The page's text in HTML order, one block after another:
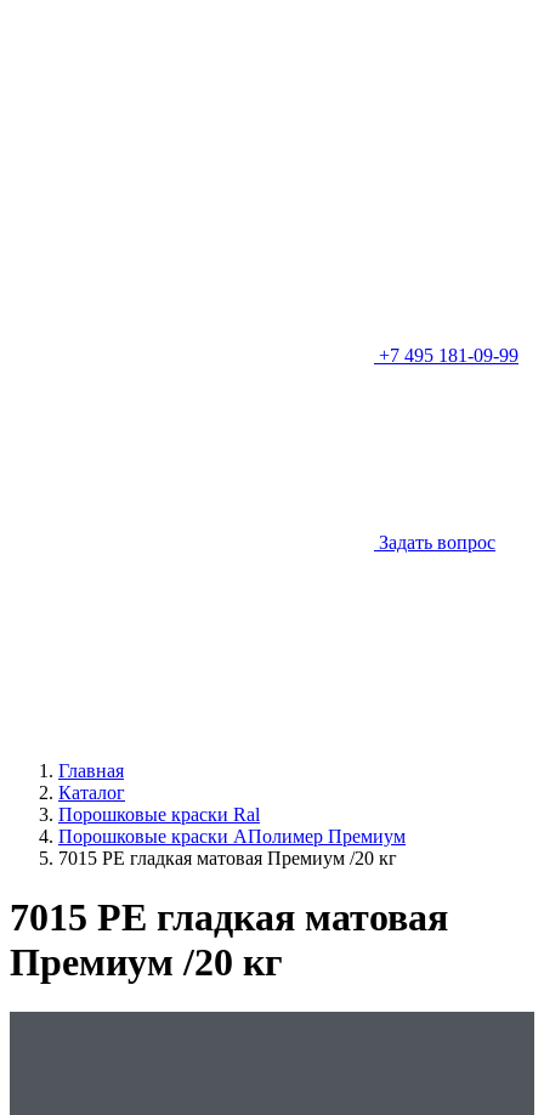
+7 495 181-09-99
Задать вопрос
Главная
Каталог
Порошковые краски Ral
Порошковые краски АПолимер Премиум
7015 PE гладкая матовая Премиум /20 кг
7015 PE гладкая матовая
Премиум /20 кг